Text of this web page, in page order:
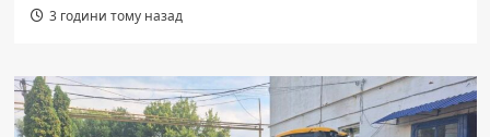
3 години тому назад